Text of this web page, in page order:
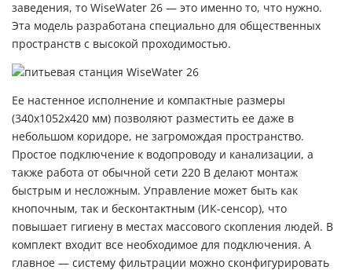
заведения, то WiseWater 26 — это именно то, что нужно.
Эта модель разработана специально для общественных
пространств с высокой проходимостью.
Ее настенное исполнение и компактные размеры
(340х1052х420 мм) позволяют разместить ее даже в
небольшом коридоре, не загромождая пространство.
Простое подключение к водопроводу и канализации, а
также работа от обычной сети 220 В делают монтаж
быстрым и несложным. Управление может быть как
кнопочным, так и бесконтактным (ИК-сенсор), что
повышает гигиену в местах массового скопления людей. В
комплект входит все необходимое для подключения. А
главное — систему фильтрации можно сконфигурировать